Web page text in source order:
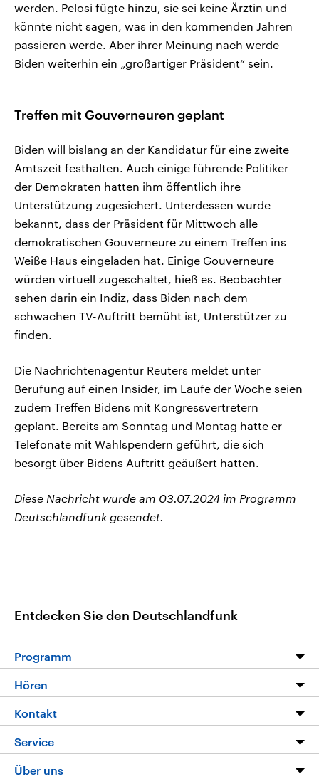
werden. Pelosi fügte hinzu, sie sei keine Ärztin und
könnte nicht sagen, was in den kommenden Jahren
passieren werde. Aber ihrer Meinung nach werde
Biden weiterhin ein „großartiger Präsident“ sein.
Treffen mit Gouverneuren geplant
Biden will bislang an der Kandidatur für eine zweite
Amtszeit festhalten. Auch einige führende Politiker
der Demokraten hatten ihm öffentlich ihre
Unterstützung zugesichert. Unterdessen wurde
bekannt, dass der Präsident für Mittwoch alle
demokratischen Gouverneure zu einem Treffen ins
Weiße Haus eingeladen hat. Einige Gouverneure
würden virtuell zugeschaltet, hieß es. Beobachter
sehen darin ein Indiz, dass Biden nach dem
schwachen TV-Auftritt bemüht ist, Unterstützer zu
finden.
Die Nachrichtenagentur Reuters meldet unter
Berufung auf einen Insider, im Laufe der Woche seien
zudem Treffen Bidens mit Kongressvertretern
geplant. Bereits am Sonntag und Montag hatte er
Telefonate mit Wahlspendern geführt, die sich
besorgt über Bidens Auftritt geäußert hatten.
Diese Nachricht wurde am 03.07.2024 im Programm
Deutschlandfunk gesendet.
Entdecken Sie den Deutschlandfunk
Programm
Programm
Die Nachrichten
Nachrichtenleicht
Neue Beiträge auf dlf.de
Hören
Livestream
Podcasts
Kontakt
Hörerservice
Service
FAQ
Über uns